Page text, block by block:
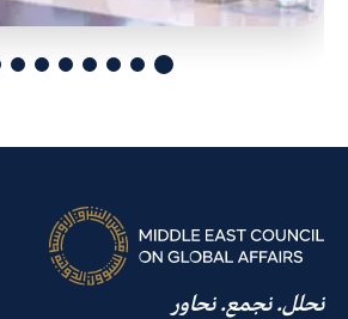
نحلل. نجمع. نحاور